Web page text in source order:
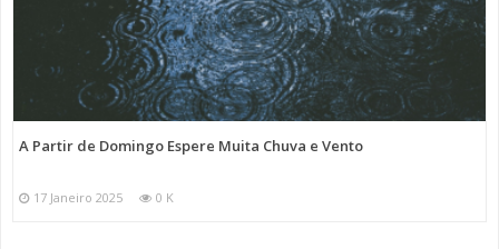
A Partir de Domingo Espere Muita Chuva e Vento
17 Janeiro 2025 0 K